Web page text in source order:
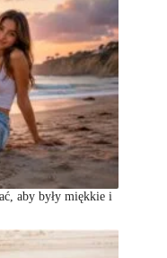
aby były miękkie i